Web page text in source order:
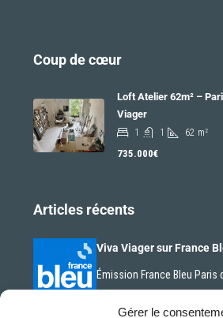
Gérer le
Coup de cœur
Loft Atelier 62m² –
Viager
1 1 62 m²
735.000€
Articles récents
Viva Viager sur France
Émission France Bleu Paris